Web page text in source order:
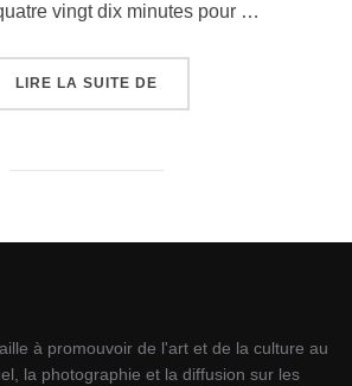
vingt dix minutes pour …
LIRE LA SUITE DE
à promouvoir de l'art et de la culture au
la photographie et la diffusion sur les